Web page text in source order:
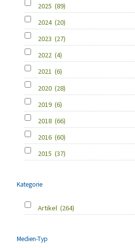
2025 (89)
2024 (20)
2023 (27)
2022 (4)
2021 (6)
2020 (28)
2019 (6)
2018 (66)
2016 (60)
2015 (37)
Kategorie
Artikel (264)
Medien-Typ